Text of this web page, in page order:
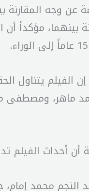
وجه المقارنة
بينهما، مؤكداً
الفيلم يتناول
ماهر، ومصطفى
أن أحداث الفيلم
محمد إمام،